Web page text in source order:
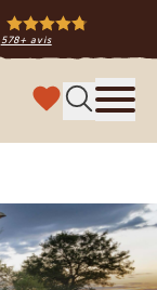
578+ avis